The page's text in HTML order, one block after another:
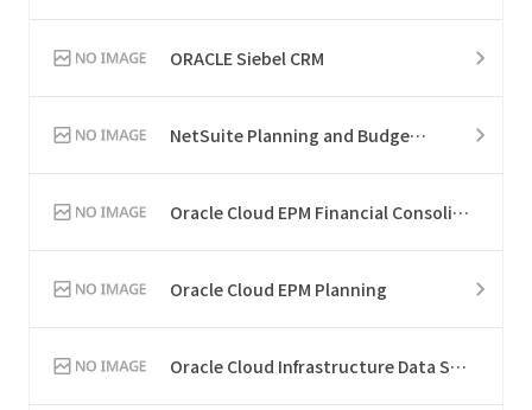
ORACLE Siebel CRM
NetSuite Planning and Budgeting
Oracle Cloud EPM Financial Consolidation and Close
Oracle Cloud EPM Planning
Oracle Cloud Infrastructure Data Science